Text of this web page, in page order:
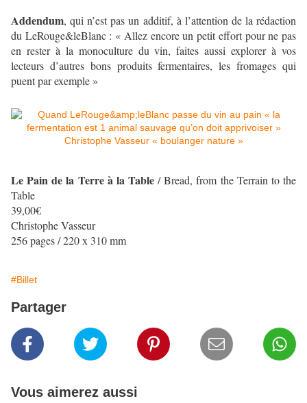
Addendum, qui n’est pas un additif, à l’attention de la rédaction
du LeRouge&leBlanc : « Allez encore un petit effort pour ne pas
en rester à la monoculture du vin, faites aussi explorer à vos
lecteurs d’autres bons produits fermentaires, les fromages qui
puent par exemple »
Le Pain de la Terre à la Table/ Bread, from the Terrain to the
Table
39,00€
Christophe Vasseur
256 pages / 220 x 310 mm
#Billet
Partager
Vous aimerez aussi